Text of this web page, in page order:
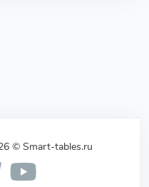
© Smart-tables.ru